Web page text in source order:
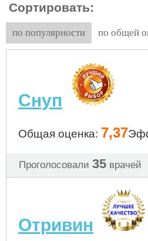
Сортировать:
по популярности по общей
Снуп
Общая оценка: 7,37
Проголосовали 35 врачей
Отривин